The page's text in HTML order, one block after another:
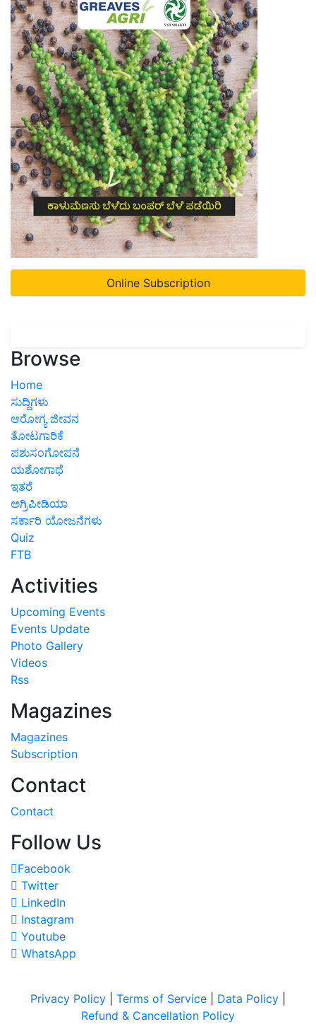
Online Subscription
Browse
Home
ಸುದ್ದಿಗಳು
ಆರೋಗ್ಯ ಜೀವನ
ತೋಟಗಾರಿಕೆ
ಪಶುಸಂಗೋಪನೆ
ಯಶೋಗಾಥೆ
ಇತರೆ
ಅಗ್ರಿಪೀಡಿಯಾ
ಸರ್ಕಾರಿ ಯೋಜನೆಗಳು
Quiz
FTB
Activities
Upcoming Events
Events Update
Photo Gallery
Videos
Rss
Magazines
Magazines
Subscription
Contact
Contact
Follow Us
Facebook
Twitter
LinkedIn
Instagram
Youtube
WhatsApp
Privacy Policy Terms of Service Data Policy
Refund & Cancellation Policy